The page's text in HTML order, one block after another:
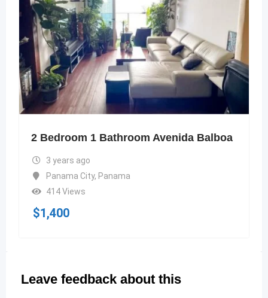
2 Bedroom 1 Bathroom Avenida Balboa
3 years ago
Panama City, Panama
414 Views
$1,400
Leave feedback about this